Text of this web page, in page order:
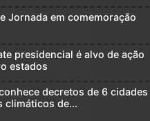
Jornada em comemoração
presidencial é alvo de ação
estados
decretos de 6 cidades
climáticos de...